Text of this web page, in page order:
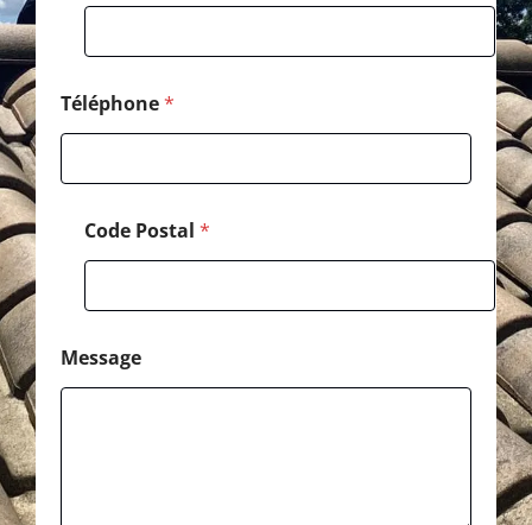
s
a
g
e
Téléphone*
Code Postal *
Message